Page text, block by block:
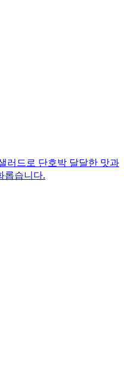
러드로 단호박 달달한 맛과
롭습니다.